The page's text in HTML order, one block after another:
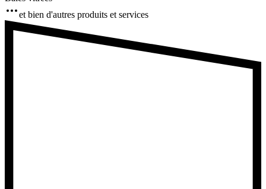
et bien d'autres produits et services